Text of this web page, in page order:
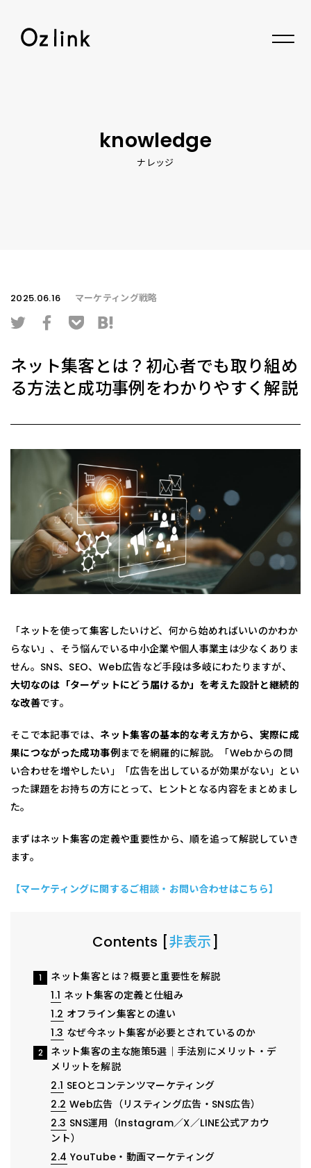
knowledge
ナレッジ
2025.06.16 マーケティング戦略
ネット集客とは？初心者でも取り組め
る方法と成功事例をわかりやすく解説
「ネットを使って集客したいけど、何から始めればいいのかわか
らない」、そう悩んでいる中小企業や個人事業主は少なくありま
せん。SNS、SEO、Web広告など手段は多岐にわたりますが、
大切なのは「ターゲットにどう届けるか」を考えた設計と継続的
な改善です。
そこで本記事では、 ネット集客の基本的な考え方から、実際に成
果につながった成功事例までを網羅的に解説。「Webからの問
い合わせを増やしたい」「広告を出しているが効果がない」とい
った課題をお持ちの方にとって、ヒントとなる内容をまとめまし
た。
まずはネット集客の定義や重要性から、順を追って解説していき
ます。
【マーケティングに関するご相談・お問い合わせはこちら】
Contents [非表示]
1
ネット集客とは？概要と重要性を解説
1.1 ネット集客の定義と仕組み
1.2 オフライン集客との違い
1.3 なぜ今ネット集客が必要とされているのか
2
ネット集客の主な施策5選｜手法別にメリット・デ
メリットを解説
2.1 SEOとコンテンツマーケティング
2.2 Web広告（リスティング広告・SNS広告）
2.3 SNS運用（Instagram／X／LINE公式アカウ
ント）
2.4 YouTube・動画マーケティング